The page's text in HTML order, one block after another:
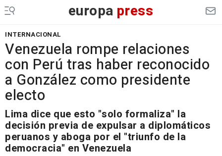
europa press
INTERNACIONAL
Venezuela rompe relaciones
con Perú tras haber reconocido
a González como presidente
electo
Lima dice que esto "solo formaliza" la
decisión previa de expulsar a diplomáticos
peruanos y aboga por el "triunfo de la
democracia" en Venezuela